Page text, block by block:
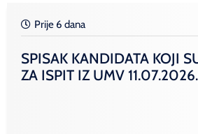
Prije 6 dana
SPISAK KANDIDATA KOJI
ZA ISPIT IZ UMV